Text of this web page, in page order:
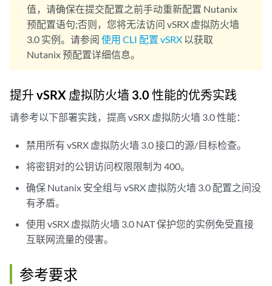
值，请确保在提交配置之前手动重新配置 Nutanix
预配置语句;否则，您将无法访问 vSRX 虚拟防火墙
3.0 实例。请参阅 使用 CLI 配置 vSRX 以获取
Nutanix 预配置详细信息。
提升 vSRX 虚拟防火墙 3.0 性能的优秀实践
请参考以下部署实践，提高 vSRX 虚拟防火墙 3.0 性能：
禁用所有 vSRX 虚拟防火墙 3.0 接口的源/目标检查。
将密钥对的公钥访问权限限制为 400。
确保 Nutanix 安全组与 vSRX 虚拟防火墙 3.0 配置之间没
有矛盾。
使用 vSRX 虚拟防火墙 3.0 NAT 保护您的实例免受直接
互联网流量的侵害。
参考要求